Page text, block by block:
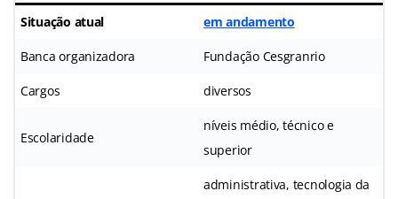
Situação atual em andamento
Banca organizadora Fundação Cesgranrio
Cargos diversos
Escolaridade
níveis médio, técnico e
superior
administrativa, tecnologia da